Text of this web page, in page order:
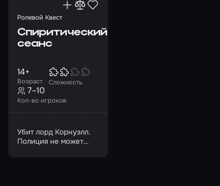
Ролевой Квест
Спиритический
сеанс
Возраст
14+
Сложность
Кол-во игроков
7–10
Убит лорд Корнуэлл.
Полиция не может